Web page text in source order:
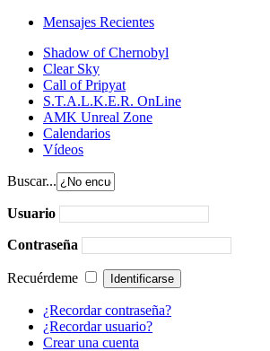
Mensajes Recientes
Shadow of Chernobyl
Clear Sky
Call of Pripyat
S.T.A.L.K.E.R. OnLine
AMK Unreal Zone
Calendarios
Vídeos
Buscar...
Usuario
Contraseña
Recuérdeme
¿Recordar contraseña?
¿Recordar usuario?
Crear una cuenta